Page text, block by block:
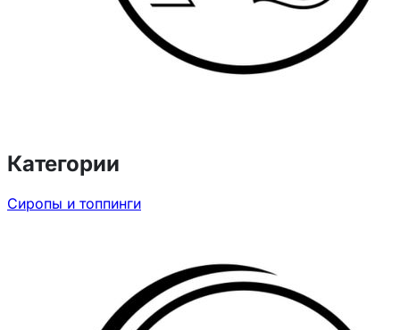
Категории
Сиропы и топпинги